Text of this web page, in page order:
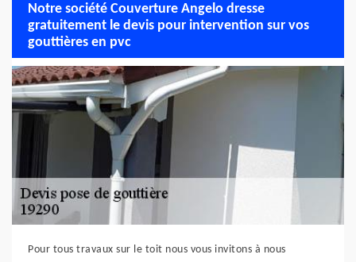
Notre société Couverture Angelo dresse
gratuitement le devis pour intervention sur vos
gouttières en pvc
Pour tous travaux sur le toit nous vous invitons à nous